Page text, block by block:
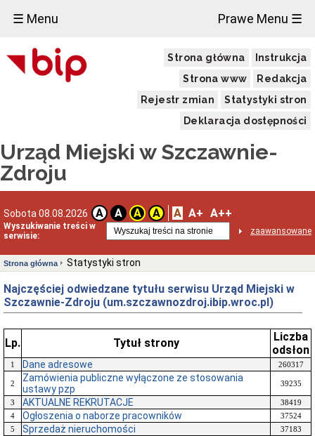
☰ Menu Prawe Menu ☰
Strona główna
Instrukcja
Strona www
Redakcja
Rejestr zmian
Statystyki stron
Deklaracja dostępności
Urząd Miejski w Szczawnie-
Zdroju
Sobota 08.08.2026 A A A A A A+ A++
Wyszukiwanie treści w
serwisie:
zaawansowane
Strona główna Statystyki stron
Najczęściej odwiedzane tytułu serwisu Urząd Miejski w
Szczawnie-Zdroju (um.szczawnozdroj.ibip.wroc.pl)
Lp. Tytuł strony
Liczba
odsłon
1 Dane adresowe 260317
2
Zamówienia publiczne wyłączone ze stosowania
ustawy pzp
39235
3 AKTUALNE REKRUTACJE
38419
4
Ogłoszenia o naborze pracowników
37524
5
Sprzedaż nieruchomości
37183